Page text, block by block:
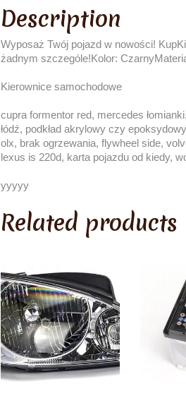
Description
Wyposaż Twój pojazd w nowości!
żadnym szczególe!Kolor:
Kierownice samochodowe
cupra formentor red, mercedes
łódź, podkład akrylowy czy
olx, brak ogrzewania, flywheel side,
lexus is 220d, karta pojazdu od kiedy,
yyyyy
Related products